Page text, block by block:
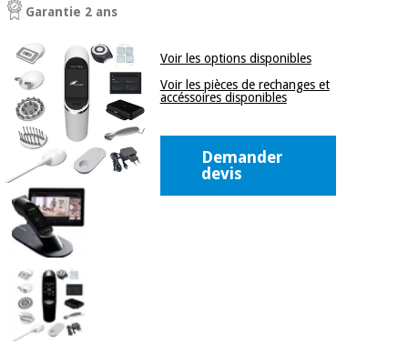
Offres
Outlet
Académie
Tech
Fisaude
équipement
médical
Médecine
traditionnelle
chinoise
Mobilier
clinique
Armoires
thérapeutiques
Matériel de
protection
essentiel
pour les
coronavirus
Nouveautes
Offres
Outlet
Académie
Tech
Fisaude
équipement
médical
Médecine
traditionnelle
chinoise
Mobilier
clinique
Armoires
Garantie 2 ans
Voir les options disponibles
Voir les pièces de rechanges et
accéssoires disponibles
Demander
devis